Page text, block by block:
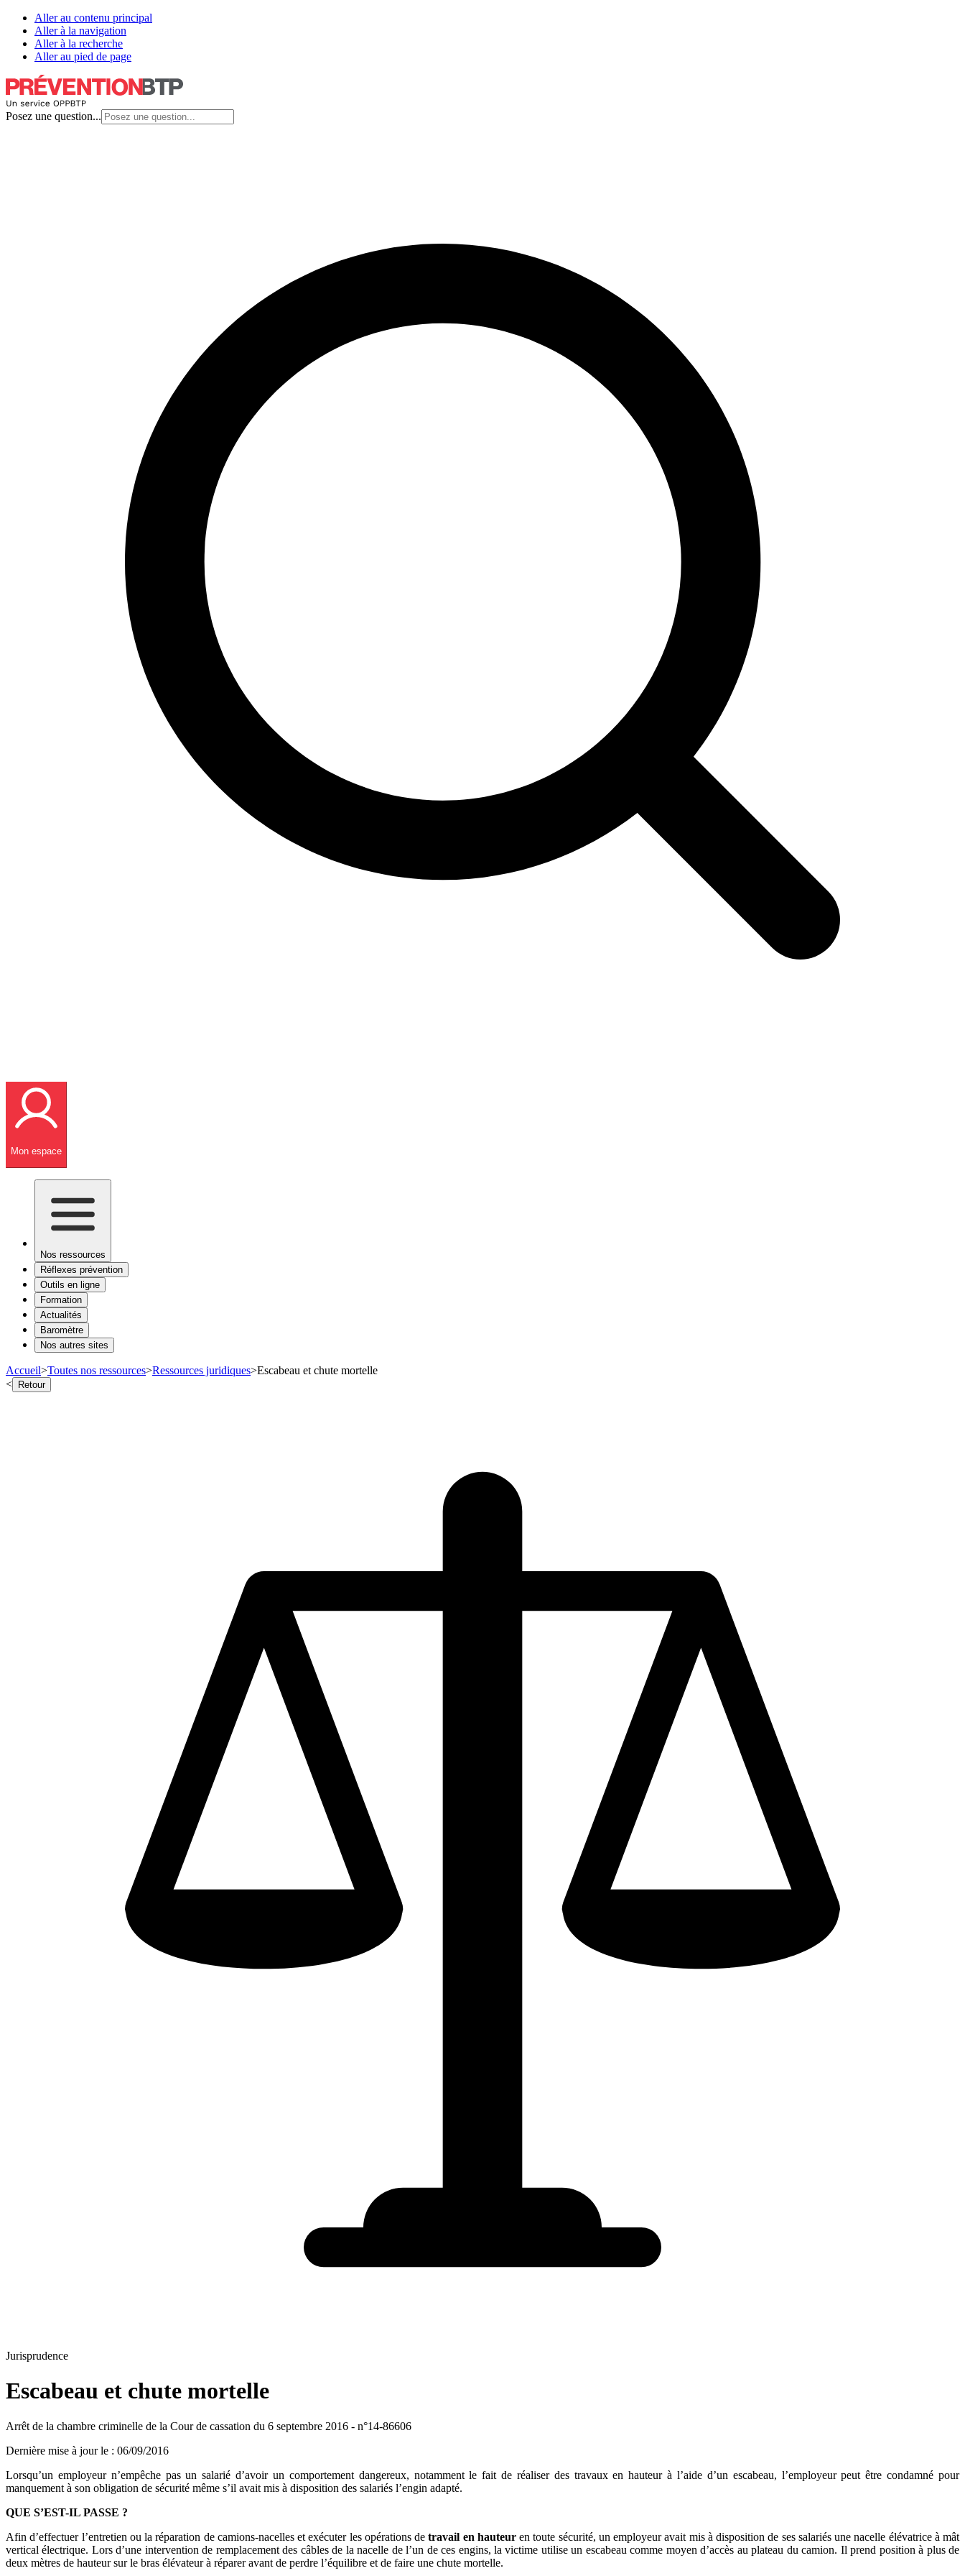
Aller au contenu principal
Aller à la navigation
Aller à la recherche
Aller au pied de page
Posez une question...
Mon espace
Nos ressources
Réflexes prévention
Outils en ligne
Formation
Actualités
Baromètre
Nos autres sites
Accueil>Toutes nos ressources>Ressources juridiques>Escabeau et chute mortelle
< Retour
Jurisprudence
Escabeau et chute mortelle
Arrêt de la chambre criminelle de la Cour de cassation du 6 septembre 2016 - n°14-86606
Dernière mise à jour le : 06/09/2016
Lorsqu’un employeur n’empêche pas un salarié d’avoir un comportement dangereux, notamment le fait de réaliser des travaux en hauteur à l’aide d’un escabeau, l’employeur peut être condamné pour
manquement à son obligation de sécurité même s’il avait mis à disposition des salariés l’engin adapté.
QUE S’EST-IL PASSE ?
Afin d’effectuer l’entretien ou la réparation de camions-nacelles et exécuter les opérations detravail en hauteur en toute sécurité, un employeur avait mis à disposition de ses salariés une nacelle élévatrice à mât
vertical électrique. Lors d’une intervention de remplacement des câbles de la nacelle de l’un de ces engins, la victime utilise un escabeau comme moyen d’accès au plateau du camion. Il prend position à plus de
deux mètres de hauteur sur le bras élévateur à réparer avant de perdre l’équilibre et de faire une chute mortelle.